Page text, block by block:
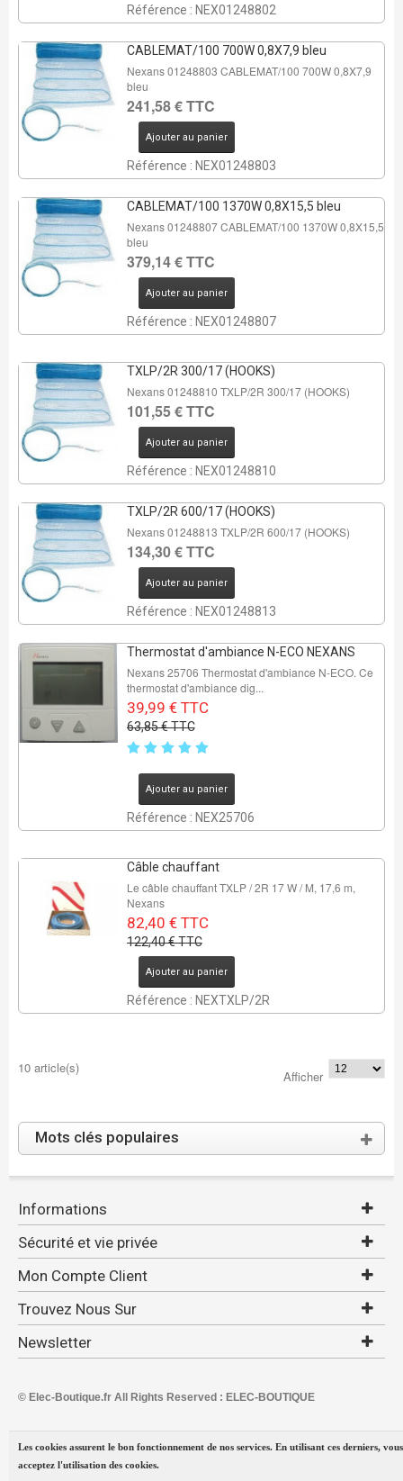
Référence : NEX01248802
CABLEMAT/100 700W 0,8X7,9 bleu
Nexans 01248803 CABLEMAT/100 700W 0,8X7,9
bleu
241,58 € TTC
Ajouter au panier
Référence : NEX01248803
CABLEMAT/100 1370W 0,8X15,5 bleu
Nexans 01248807 CABLEMAT/100 1370W 0,8X15,5
bleu
379,14 € TTC
Ajouter au panier
Référence : NEX01248807
TXLP/2R 300/17 (HOOKS)
Nexans 01248810 TXLP/2R 300/17 (HOOKS)
101,55 € TTC
Ajouter au panier
Référence : NEX01248810
TXLP/2R 600/17 (HOOKS)
Nexans 01248813 TXLP/2R 600/17 (HOOKS)
134,30 € TTC
Ajouter au panier
Référence : NEX01248813
Thermostat d'ambiance N-ECO NEXANS
Nexans 25706 Thermostat d'ambiance N-ECO. Ce
thermostat d'ambiance dig...
39,99 € TTC
63,85 € TTC
Ajouter au panier
Référence : NEX25706
Câble chauffant
Le câble chauffant TXLP / 2R 17 W / M, 17,6 m,
Nexans
82,40 € TTC
122,40 € TTC
Ajouter au panier
Référence : NEXTXLP/2R
10 article(s)
Afficher
Mots clés populaires
Informations
Sécurité et vie privée
Mon Compte Client
Trouvez Nous Sur
Newsletter
© Elec-Boutique.fr All Rights Reserved : ELEC-BOUTIQUE
Les cookies assurent le bon fonctionnement de nos services. En utilisant ces derniers, vous
acceptez l'utilisation des cookies.